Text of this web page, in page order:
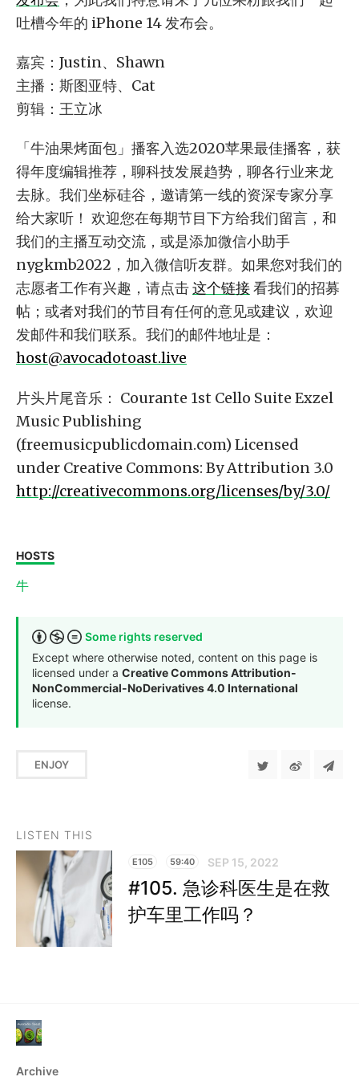
吐槽今年的 iPhone 14 发布会。
嘉宾：Justin、Shawn
主播：斯图亚特、Cat
剪辑：王立冰
「牛油果烤面包」播客入选2020苹果最佳播客，获
得年度编辑推荐，聊科技发展趋势，聊各行业来龙
去脉。我们坐标硅谷，邀请第一线的资深专家分享
给大家听！ 欢迎您在每期节目下方给我们留言，和
我们的主播互动交流，或是添加微信小助手
nygkmb2022，加入微信听友群。如果您对我们的
志愿者工作有兴趣，请点击这个链接看我们的招募
帖；或者对我们的节目有任何的意见或建议，欢迎
发邮件和我们联系。我们的邮件地址是：
host@avocadotoast.live
片头片尾音乐： Courante 1st Cello Suite Exzel
Music Publishing
(freemusicpublicdomain.com) Licensed
under Creative Commons: By Attribution 3.0
http://creativecommons.org/licenses/by/3.0/
HOSTS
牛
Some rights reserved
Except where otherwise noted, content on this page is
licensed under a Creative Commons Attribution-
NonCommercial-NoDerivatives 4.0 International
license.
ENJOY
LISTEN THIS
E105 59:40 SEP 15, 2022
#105. 急诊科医生是在救
护车里工作吗？
Archive